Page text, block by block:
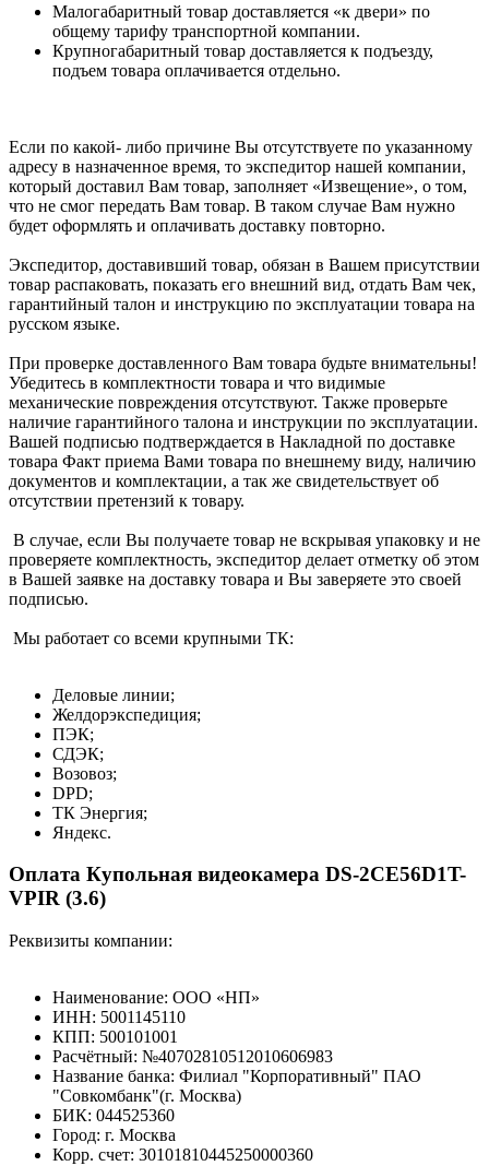
Малогабаритный товар доставляется «к двери» по
общему тарифу транспортной компании.
Крупногабаритный товар доставляется к подъезду,
подъем товара оплачивается отдельно.
Если по какой- либо причине Вы отсутствуете по указанному
адресу в назначенное время, то экспедитор нашей компании,
который доставил Вам товар, заполняет «Извещение», о том,
что не смог передать Вам товар. В таком случае Вам нужно
будет оформлять и оплачивать доставку повторно.
Экспедитор, доставивший товар, обязан в Вашем присутствии
товар распаковать, показать его внешний вид, отдать Вам чек,
гарантийный талон и инструкцию по эксплуатации товара на
русском языке.
При проверке доставленного Вам товара будьте внимательны!
Убедитесь в комплектности товара и что видимые
механические повреждения отсутствуют. Также проверьте
наличие гарантийного талона и инструкции по эксплуатации.
Вашей подписью подтверждается в Накладной по доставке
товара Факт приема Вами товара по внешнему виду, наличию
документов и комплектации, а так же свидетельствует об
отсутствии претензий к товару.
В случае, если Вы получаете товар не вскрывая упаковку и не
проверяете комплектность, экспедитор делает отметку об этом
в Вашей заявке на доставку товара и Вы заверяете это своей
подписью.
Мы работает со всеми крупными ТК:
Деловые линии;
Желдорэкспедиция;
ПЭК;
СДЭК;
Возовоз;
DPD;
ТК Энергия;
Яндекс.
Оплата Купольная видеокамера DS-2CE56D1T-
VPIR (3.6)
Реквизиты компании:
Наименование: ООО «НП»
ИНН: 5001145110
КПП: 500101001
Расчётный: №40702810512010606983
Название банка: Филиал "Корпоративный" ПАО
"Совкомбанк"(г. Москва)
БИК: 044525360
Город: г. Москва
Корр. счет: 30101810445250000360